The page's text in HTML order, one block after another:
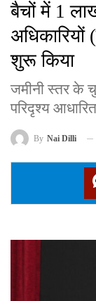
बैचों में 1
शुरू किया
जमीनी स्तर के
परिदृश्य
By Nai Dilli